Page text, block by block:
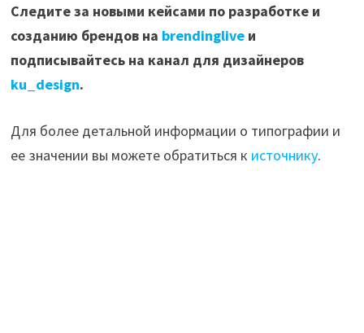
Следите за новыми кейсами по разработке и
созданию брендов на brendinglive и
подписывайтесь на канал для дизайнеров
ku_design.
Для более детальной информации о типографии и
ее значении вы можете обратиться к источнику.